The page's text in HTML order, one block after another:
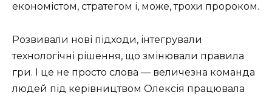
економістом, стратегом і, може, трохи пророком.
Розвивали нові підходи, інтегрували
технологічні рішення, що змінювали правила
гри. І це не просто слова — величезна команда
людей під керівництвом Олексія працювала